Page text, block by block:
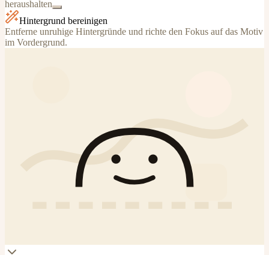
heraushalten
Hintergrund bereinigen
Entferne unruhige Hintergründe und richte den Fokus auf das Motiv
im Vordergrund.